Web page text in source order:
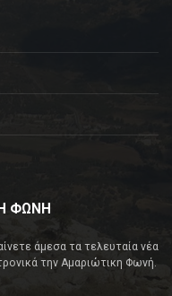
ΦΩΝΗ
άμεσα τα τελευταία νέα
την Αμαριώτικη Φωνή.